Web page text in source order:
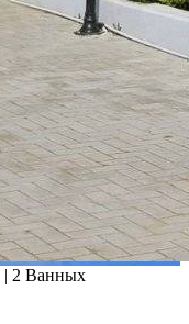
| 2 Ванных